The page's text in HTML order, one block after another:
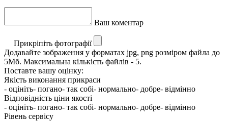
Ваш коментар
Прикріпіть фотографії
Додавайте зображення у форматах jpg, png розміром файла до
5Мб. Максимальна кількість файлів - 5.
Поставте вашу оцінку:
Якість виконання прикраси
- оцініть- погано- так собі- нормально- добре- відмінно
Відповідність ціни якості
- оцініть- погано- так собі- нормально- добре- відмінно
Рівень сервісу